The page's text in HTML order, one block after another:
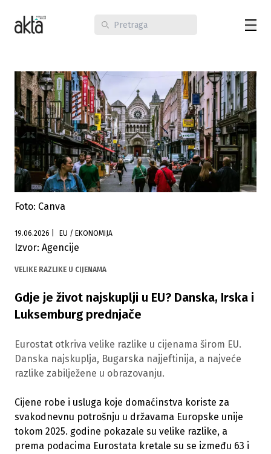
Foto: Canva
19.06.2026 EU / EKONOMIJA
Izvor: Agencije
VELIKE RAZLIKE U CIJENAMA
Gdje je život najskuplji u EU? Danska, Irska i
Luksemburg prednjače
Eurostat otkriva velike razlike u cijenama širom EU.
Danska najskuplja, Bugarska najjeftinija, a najveće
razlike zabilježene u obrazovanju.
Cijene robe i usluga koje domaćinstva koriste za
svakodnevnu potrošnju u državama Europske unije
tokom 2025. godine pokazale su velike razlike, a
prema podacima Eurostata kretale su se između 63 i